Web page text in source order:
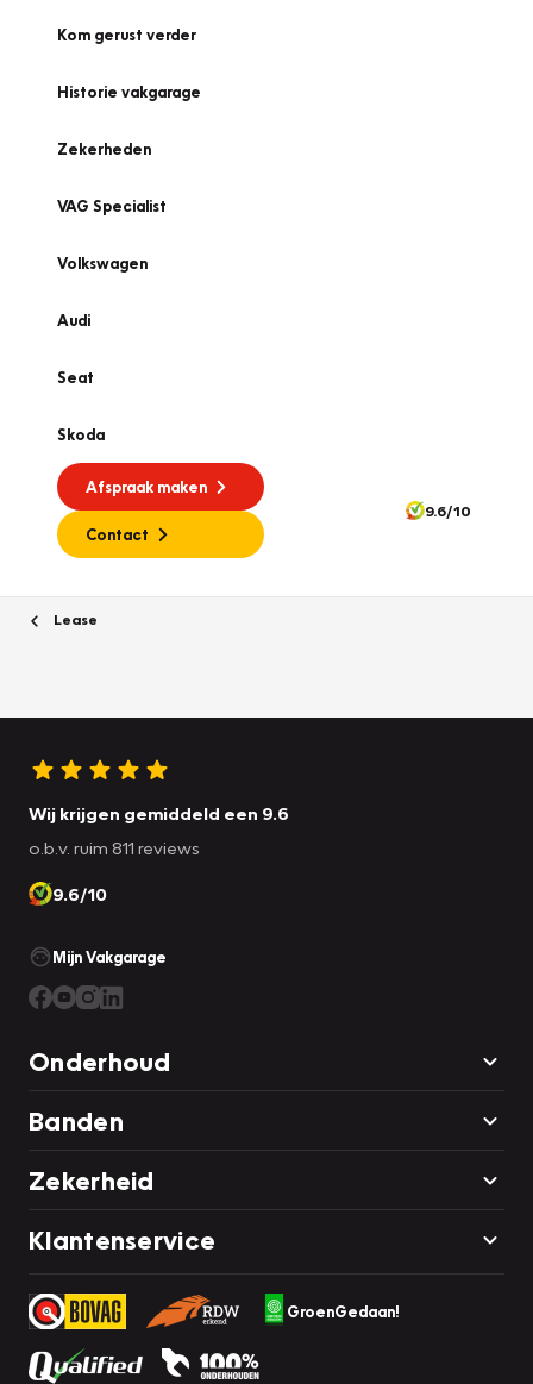
Kom gerust verder
Historie vakgarage
Zekerheden
VAG Specialist
Volkswagen
Audi
Seat
Skoda
Afspraak maken
Contact
9.6/10
Lease
Wij krijgen gemiddeld een 9.6
o.b.v. ruim 811 reviews
9.6/10
Mijn Vakgarage
Onderhoud
Banden
Zekerheid
Klantenservice
GroenGedaan!